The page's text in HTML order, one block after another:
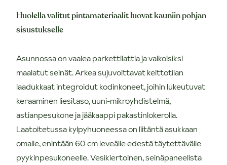
Huolella valitut pintamateriaalit luovat kauniin pohjan
sisustukselle
Asunnossa on vaalea parkettilattia ja valkoisiksi
maalatut seinät. Arkea sujuvoittavat keittotilan
laadukkaat integroidut kodinkoneet, joihin lukeutuvat
keraaminen liesitaso, uuni-mikroyhdistelmä,
astianpesukone ja jääkaappi pakastinlokerolla.
Laatoitetussa kylpyhuoneessa on liitäntä asukkaan
omalle, enintään 60 cm leveälle edestä täytettävälle
pyykinpesukoneelle. Vesikiertoinen, seinäpaneelista